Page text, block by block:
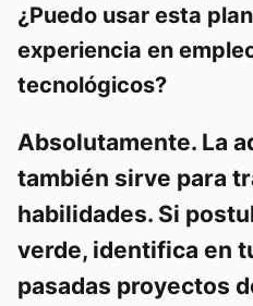
¿Puedo usar esta
experiencia en
tecnológicos?
Absolutamente. La
también sirve para
habilidades. Si
verde, identifica en
pasadas proyectos